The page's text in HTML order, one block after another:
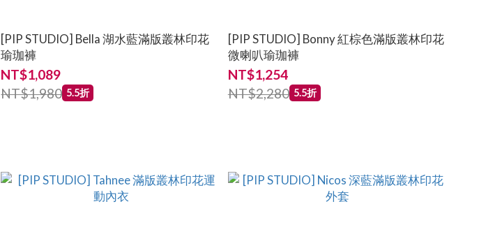
[PIP STUDIO] Bella 湖水藍滿版叢林印花
瑜珈褲
NT$1,089
NT$1,980 5.5折
[PIP STUDIO] Bonny 紅棕色滿版叢林印花
微喇叭瑜珈褲
NT$1,254
NT$2,280 5.5折